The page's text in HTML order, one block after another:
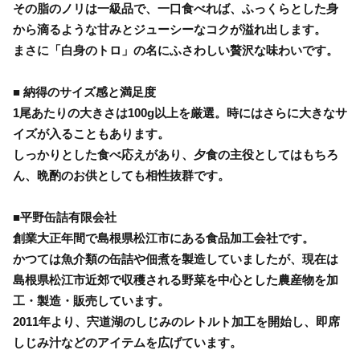
その脂のノリは一級品で、一口食べれば、ふっくらとした身
から滴るような甘みとジューシーなコクが溢れ出します。
まさに「白身のトロ」の名にふさわしい贅沢な味わいです。
■ 納得のサイズ感と満足度
1尾あたりの大きさは100g以上を厳選。時にはさらに大きなサ
イズが入ることもあります。
しっかりとした食べ応えがあり、夕食の主役としてはもちろ
ん、晩酌のお供としても相性抜群です。
■平野缶詰有限会社
創業大正年間で島根県松江市にある食品加工会社です。
かつては魚介類の缶詰や佃煮を製造していましたが、現在は
島根県松江市近郊で収穫される野菜を中心とした農産物を加
工・製造・販売しています。
2011年より、宍道湖のしじみのレトルト加工を開始し、即席
しじみ汁などのアイテムを広げています。